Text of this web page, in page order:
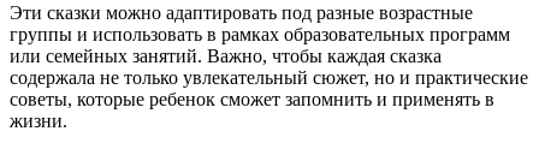
Эти сказки можно адаптировать под разные возрастные
группы и использовать в рамках образовательных программ
или семейных занятий. Важно, чтобы каждая сказка
содержала не только увлекательный сюжет, но и практические
советы, которые ребенок сможет запомнить и применять в
жизни.